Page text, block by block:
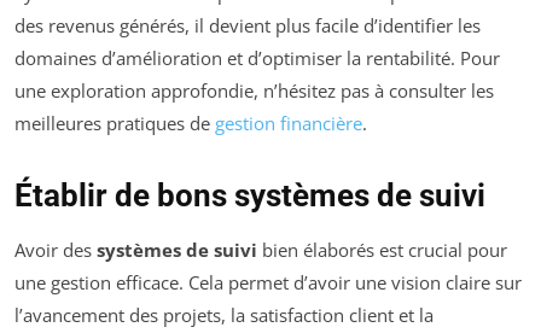
des revenus générés, il devient plus facile d’identifier les
domaines d’amélioration et d’optimiser la rentabilité. Pour
une exploration approfondie, n’hésitez pas à consulter les
meilleures pratiques de gestion financière.
Établir de bons systèmes de suivi
Avoir des systèmes de suivi bien élaborés est crucial pour
une gestion efficace. Cela permet d’avoir une vision claire sur
l’avancement des projets, la satisfaction client et la